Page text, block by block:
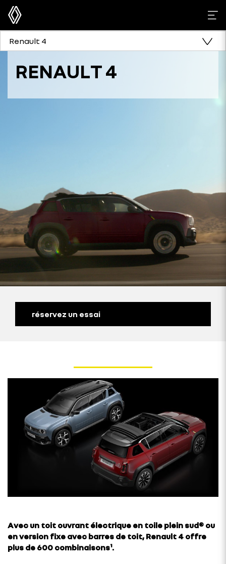
Renault 4
RENAULT 4
réservez un essai
Avec un toit ouvrant électrique en toile plein sud® ou
en version fixe avec barres de toit, Renault 4 offre
plus de 600 combinaisons¹.